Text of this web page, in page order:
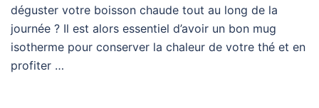
déguster votre boisson chaude tout au long de la
journée ? Il est alors essentiel d’avoir un bon mug
isotherme pour conserver la chaleur de votre thé et en
profiter …